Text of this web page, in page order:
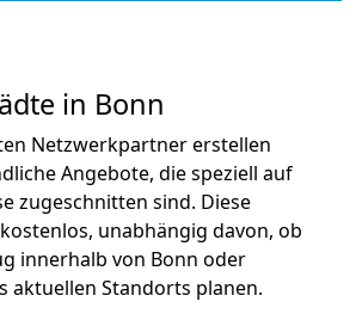
in Bonn
Netzwerkpartner erstellen
Angebote, die speziell auf
zugeschnitten sind. Diese
unabhängig davon, ob
innerhalb von Bonn oder
aktuellen Standorts planen.